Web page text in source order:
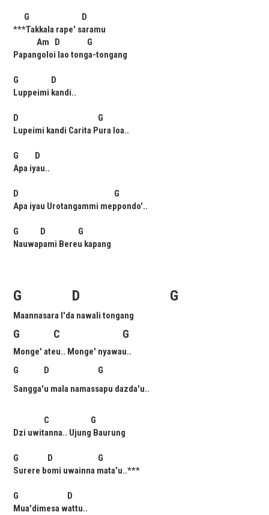
G D
***Takkala rape' saramu
Am D G
Papangoloi lao tonga-tongang
G D
Luppeimi kandi..
D G
Lupeimi kandi Carita Pura loa..
G D
Apa iyau..
D G
Apa iyau Urotangammi meppondo'..
G D G
Nauwapami Bereu kapang
G D G
Maannasara I'da nawali tongang
G C G
Monge' ateu.. Monge' nyawau..
G D G
Sangga'u mala namassapu dazda'u..
C G
Dzi uwitanna.. Ujung Baurung
G D G
Surere bomi uwainna mata'u..***
G D
Mua'dimesa wattu..